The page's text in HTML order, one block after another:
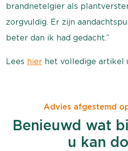
brandnetelgier als
zorgvuldig. Er zijn
beter dan ik had gedacht.”
Lees hier het volledige artikel
Advies afgestemd
Benieuwd wat
u kan